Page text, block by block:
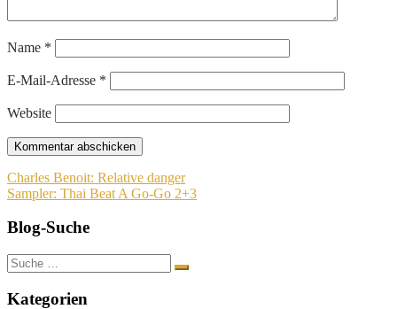
Name *
E-Mail-Adresse *
Website
Beitragsnavigation
Charles Benoit: Relative danger
Sampler: Thai Beat A Go-Go 2+3
Blog-Suche
Suche
nach:
Kategorien